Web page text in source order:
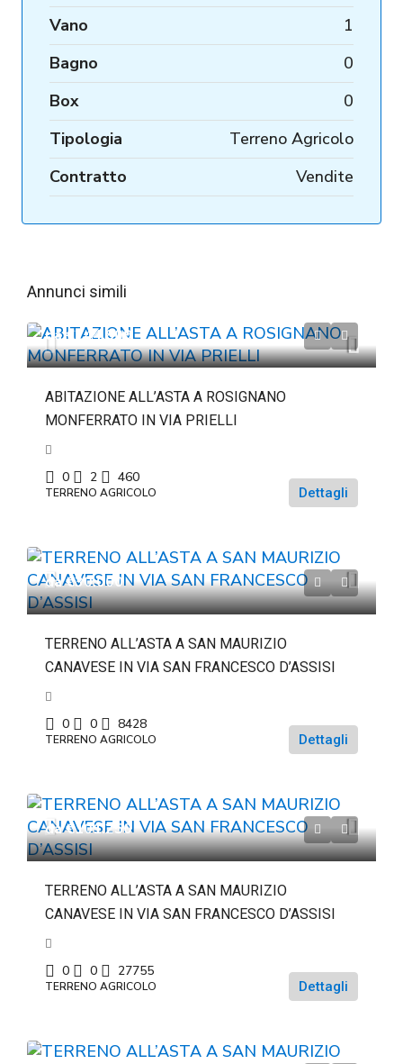
Vano
1
Bagno
0
Box
0
Tipologia
Terreno Agricolo
Contratto
Vendite
Annunci simili
da€244.809
ABITAZIONE ALL’ASTA A ROSIGNANO
MONFERRATO IN VIA PRIELLI
0 2 460
TERRENO AGRICOLO Dettagli
da€30.000
TERRENO ALL’ASTA A SAN MAURIZIO
CANAVESE IN VIA SAN FRANCESCO D’ASSISI
0 0 8428
TERRENO AGRICOLO Dettagli
da€101.250
TERRENO ALL’ASTA A SAN MAURIZIO
CANAVESE IN VIA SAN FRANCESCO D’ASSISI
0 0 27755
TERRENO AGRICOLO Dettagli